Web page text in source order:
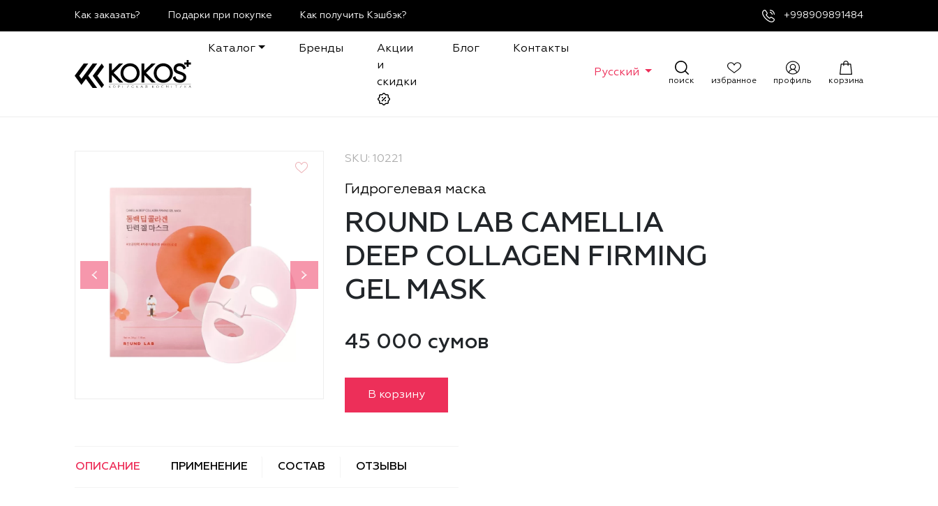
Как заказать? Подарки при покупке Как получить Кэшбэк? +998909891484
Каталог Бренды
Акции
и
скидки
Блог Контакты
Русский
поиск избранное профиль корзина
SKU: 10221
Гидрогелевая маска
ROUND LAB CAMELLIA
DEEP COLLAGEN FIRMING
GEL MASK
45 000 сумов
В корзину
ОПИСАНИЕ ПРИМЕНЕНИЕ СОСТАВ ОТЗЫВЫ